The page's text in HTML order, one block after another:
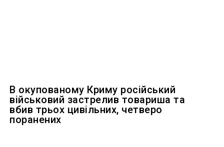
В окупованому Криму російський
військовий застрелив товариша та
вбив трьох цивільних, четверо
поранених